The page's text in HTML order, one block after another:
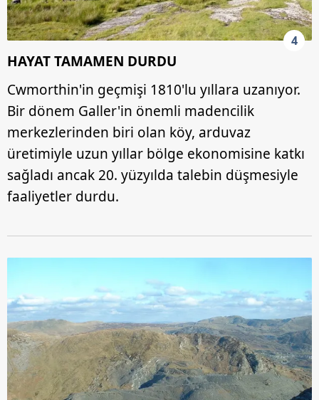
4
HAYAT TAMAMEN DURDU
Cwmorthin'in geçmişi 1810'lu yıllara uzanıyor.
Bir dönem Galler'in önemli madencilik
merkezlerinden biri olan köy, arduvaz
üretimiyle uzun yıllar bölge ekonomisine katkı
sağladı ancak 20. yüzyılda talebin düşmesiyle
faaliyetler durdu.